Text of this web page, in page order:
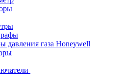
давления газа Honeywell